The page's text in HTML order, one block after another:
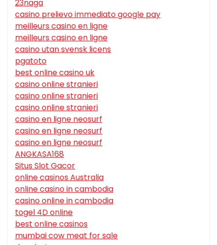
23naga
casino prelievo immediato google pay
meilleurs casino en ligne
meilleurs casino en ligne
casino utan svensk licens
pgatoto
best online casino uk
casino online stranieri
casino online stranieri
casino online stranieri
casino en ligne neosurf
casino en ligne neosurf
casino en ligne neosurf
ANGKASA168
Situs Slot Gacor
online casinos Australia
online casino in cambodia
casino online in cambodia
togel 4D online
best online casinos
mumbai cow meat for sale